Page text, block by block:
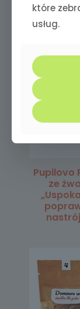
Pupilovo
ze
które
usług.